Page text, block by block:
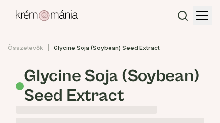
Összetevők Glycine Soja (Soybean) Seed Extract
Glycine Soja (Soybean)
Seed Extract